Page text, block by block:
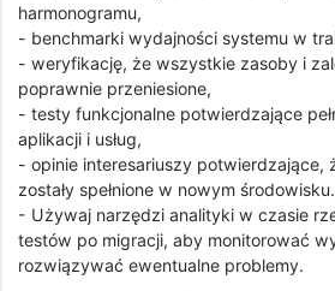
harmonogramu,
- benchmarki wydajności systemu w
- weryfikację, że wszystkie zasoby i
poprawnie przeniesione,
- testy funkcjonalne potwierdzające
aplikacji i usług,
- opinie interesariuszy potwierdzające,
zostały spełnione w nowym środowisku.
- Używaj narzędzi analityki w czasie
testów po migracji, aby monitorować
rozwiązywać ewentualne problemy.